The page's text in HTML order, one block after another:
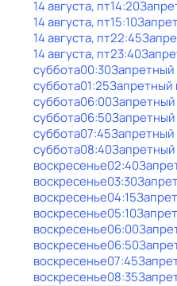
14 августа, пт14:20
14 августа, пт15:10
14 августа, пт22:45
14 августа, пт23:40
суббота00:30
суббота01:25Запретный
суббота06:00
суббота06:50
суббота07:45
суббота08:40
воскресенье02:40
воскресенье03:30
воскресенье04:15
воскресенье05:10
воскресенье06:00
воскресенье06:50
воскресенье07:45
воскресенье08:35